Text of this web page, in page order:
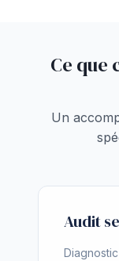
Ce
Un
Audit